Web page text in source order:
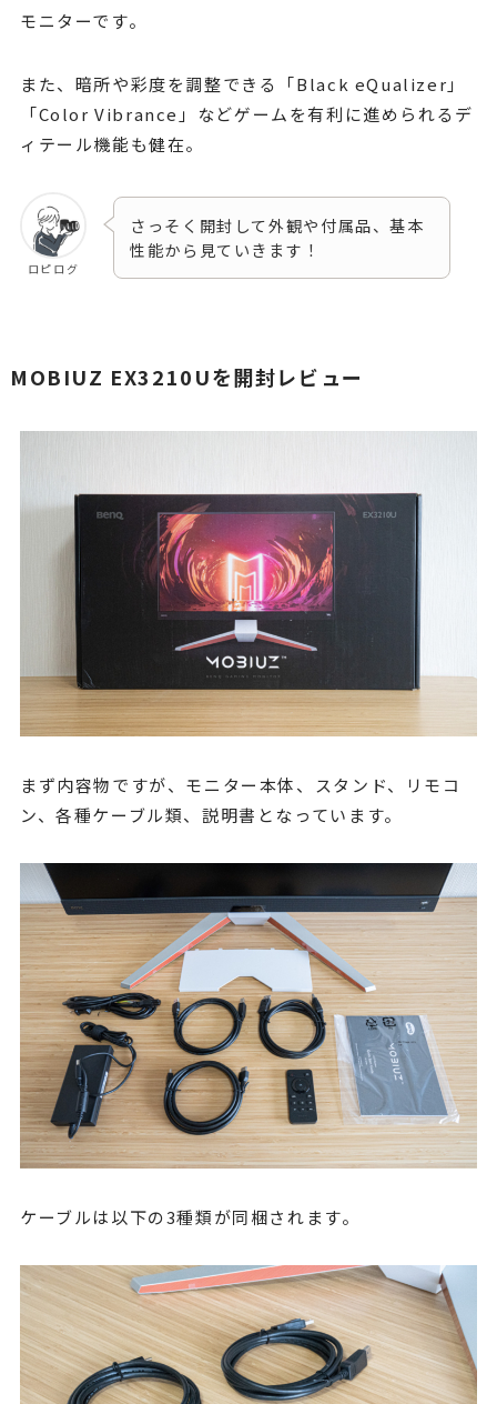
モニターです。
また、暗所や彩度を調整できる「Black eQualizer」
「Color Vibrance」などゲームを有利に進められるデ
ィテール機能も健在。
ロピログ
さっそく開封して外観や付属品、基本
性能から見ていきます！
MOBIUZ EX3210Uを開封レビュー
まず内容物ですが、モニター本体、スタンド、リモコ
ン、各種ケーブル類、説明書となっています。
ケーブルは以下の3種類が同梱されます。